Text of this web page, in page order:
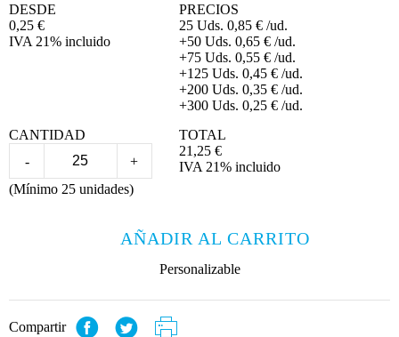
DESDE
0,25 €
IVA 21% incluido
PRECIOS
25 Uds. 0,85 € /ud.
+50 Uds. 0,65 € /ud.
+75 Uds. 0,55 € /ud.
+125 Uds. 0,45 € /ud.
+200 Uds. 0,35 € /ud.
+300 Uds. 0,25 € /ud.
CANTIDAD
-
+
(Mínimo 25 unidades)
TOTAL
21,25 €
IVA 21% incluido
AÑADIR AL CARRITO
Personalizable
Compartir